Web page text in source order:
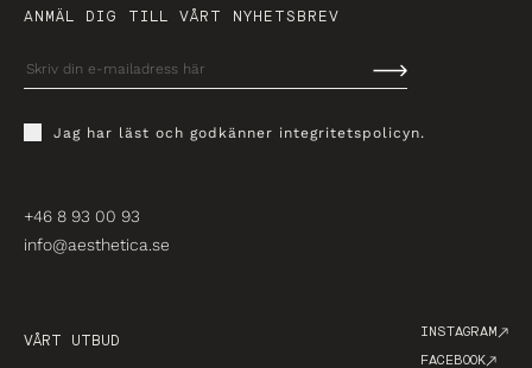
ANMÄL DIG TILL VÅRT NYHETSBREV
Jag har läst och godkänner integritetspolicyn.
+46 8 93 00 93
info@aesthetica.se
VÅRT UTBUD
INSTAGRAM
FACEBOOK